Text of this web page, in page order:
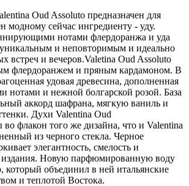
Oud Assoluto предназначен для
сейчас ингредиенту - уду.
нотами флердоранжа и уда
и неповторимым и идеально
встреч и вечеров.Valetina Oud Assoluto
флердоранжем и пряным кардамоном. В
удовая древесина, дополненная
нотами и нежной болгарской розой. База
аккорд шафрана, мягкую ваниль и
Духи Valentina Oud
флакон того же дизайна, что и Valentina
из черного стекла. Черное
элегантность, смелость и
издания. Новую парфюмированную воду
который объединил в ней итальянские
и теплотой Востока.